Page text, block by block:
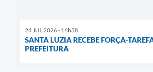
24 JUL 2026 - 16h38
SANTA LUZIA RECEBE FORÇA-
PREFEITURA